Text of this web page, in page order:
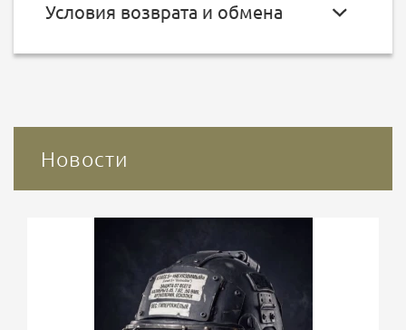
Условия возврата и обмена
Новости